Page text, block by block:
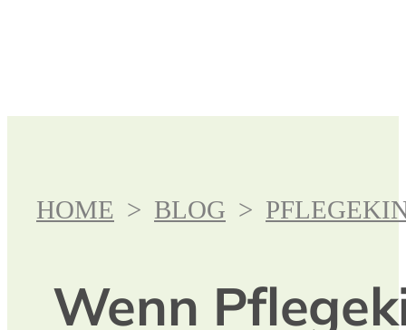
HOME > BLOG >
Wenn